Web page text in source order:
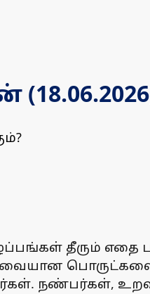
தீரும்
தேவையான
நண்பர்கள்,